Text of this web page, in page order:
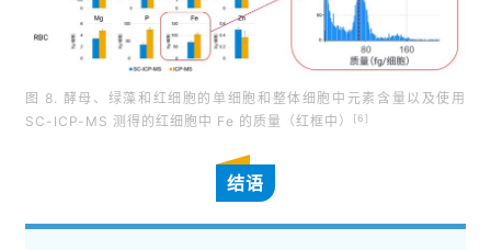
图 8. 酵母、绿藻和红细胞的单细胞和整体细胞中元素含量以及使用
SC-ICP-MS 测得的红细胞中 Fe 的质量（红框中）
[6]
结语